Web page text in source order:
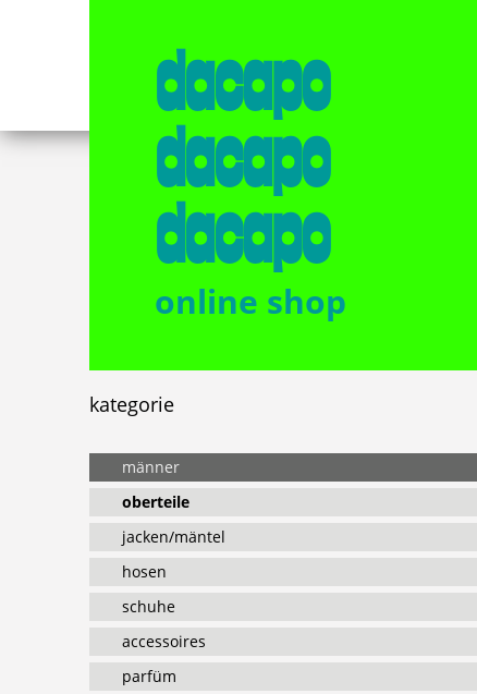
dacapo
dacapo
dacapo
online shop
kategorie
männer
oberteile
jacken/mäntel
hosen
schuhe
accessoires
parfüm